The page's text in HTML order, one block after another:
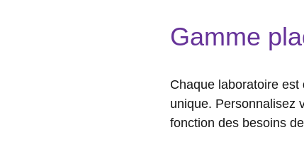
Gamme
Chaque laboratoire
unique. Personnalisez
fonction des besoins